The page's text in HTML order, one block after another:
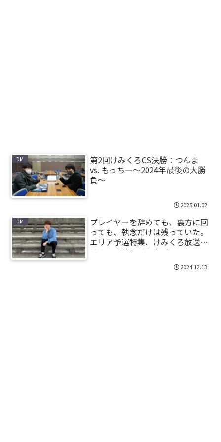
DM
第2回けみくろCS決勝：つんま
vs. もっちー～2024年最後の大勝
負～
2025.01.02
DM
プレイヤーを辞めても、裏方に回
っても、執念だけは残っていた。
エリア予選特集、けみくろ放送局
けみー、独占インタビュー。
2024.12.13